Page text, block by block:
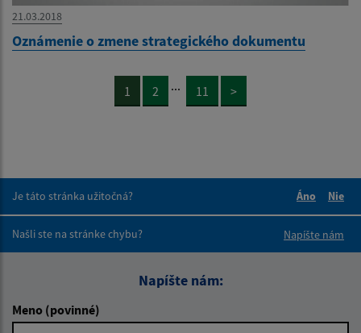
21.03.2018
Oznámenie o zmene strategického dokumentu
1 2 ... 11 >
Je táto stránka užitočná?
Áno
Nie
Našli ste na stránke chybu?
Napíšte nám
Napíšte nám:
Meno (povinné)